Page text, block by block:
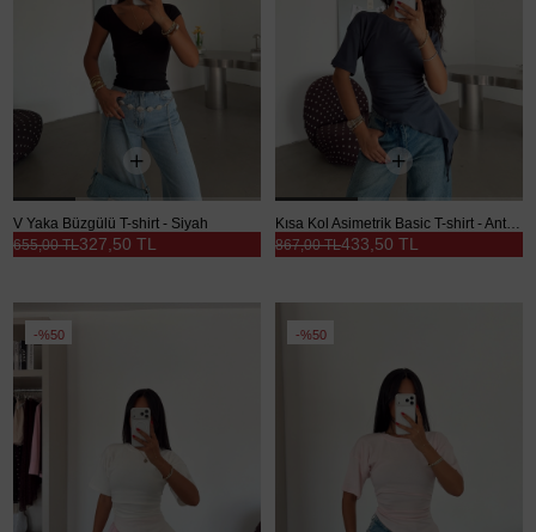
V Yaka Büzgülü T-shirt - Siyah
327,50 TL
655,00 TL
Kısa Kol Asimetrik Basic T-shirt - Antrasit
433,50 TL
867,00 TL
%50 %50